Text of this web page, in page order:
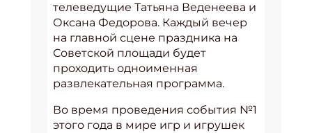
телеведущие Татьяна Веденеева и
Оксана Федорова. Каждый вечер
на главной сцене праздника на
Советской площади будет
проходить одноименная
развлекательная программа.
Во время проведения события №1
этого года в мире игр и игрушек